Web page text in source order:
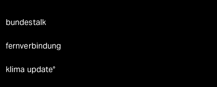
bundestalk
fernverbindung
klima update°